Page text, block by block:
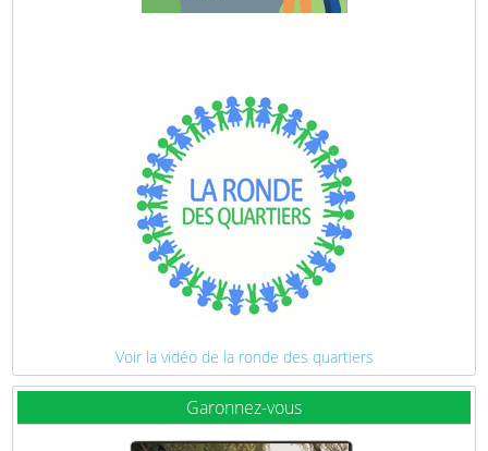
Voir la vidéo de la ronde des quartiers
Garonnez-vous